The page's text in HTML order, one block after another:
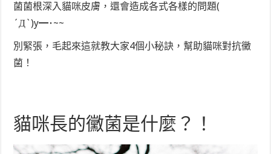
菌菌根深入貓咪皮膚，還會造成各式各樣的問題(
´Д`)y━･~~
別緊張，毛起來這就教大家4個小秘訣，幫助貓咪對抗黴
菌！
貓咪長的黴菌是什麼？！